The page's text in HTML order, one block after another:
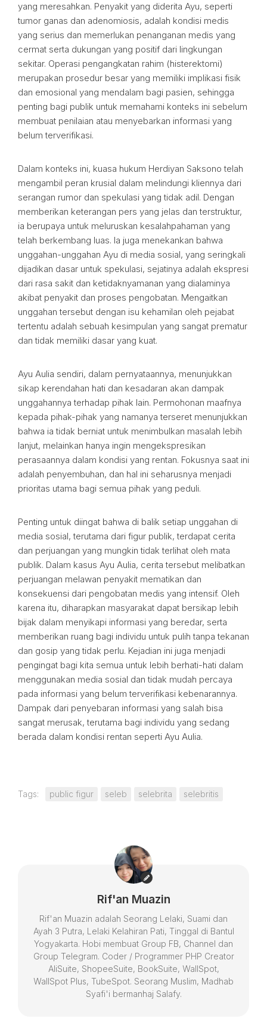
yang meresahkan. Penyakit yang diderita Ayu, seperti
tumor ganas dan adenomiosis, adalah kondisi medis
yang serius dan memerlukan penanganan medis yang
cermat serta dukungan yang positif dari lingkungan
sekitar. Operasi pengangkatan rahim (histerektomi)
merupakan prosedur besar yang memiliki implikasi fisik
dan emosional yang mendalam bagi pasien, sehingga
penting bagi publik untuk memahami konteks ini sebelum
membuat penilaian atau menyebarkan informasi yang
belum terverifikasi.
Dalam konteks ini, kuasa hukum Herdiyan Saksono telah
mengambil peran krusial dalam melindungi kliennya dari
serangan rumor dan spekulasi yang tidak adil. Dengan
memberikan keterangan pers yang jelas dan terstruktur,
ia berupaya untuk meluruskan kesalahpahaman yang
telah berkembang luas. Ia juga menekankan bahwa
unggahan-unggahan Ayu di media sosial, yang seringkali
dijadikan dasar untuk spekulasi, sejatinya adalah ekspresi
dari rasa sakit dan ketidaknyamanan yang dialaminya
akibat penyakit dan proses pengobatan. Mengaitkan
unggahan tersebut dengan isu kehamilan oleh pejabat
tertentu adalah sebuah kesimpulan yang sangat prematur
dan tidak memiliki dasar yang kuat.
Ayu Aulia sendiri, dalam pernyataannya, menunjukkan
sikap kerendahan hati dan kesadaran akan dampak
unggahannya terhadap pihak lain. Permohonan maafnya
kepada pihak-pihak yang namanya terseret menunjukkan
bahwa ia tidak berniat untuk menimbulkan masalah lebih
lanjut, melainkan hanya ingin mengekspresikan
perasaannya dalam kondisi yang rentan. Fokusnya saat ini
adalah penyembuhan, dan hal ini seharusnya menjadi
prioritas utama bagi semua pihak yang peduli.
Penting untuk diingat bahwa di balik setiap unggahan di
media sosial, terutama dari figur publik, terdapat cerita
dan perjuangan yang mungkin tidak terlihat oleh mata
publik. Dalam kasus Ayu Aulia, cerita tersebut melibatkan
perjuangan melawan penyakit mematikan dan
konsekuensi dari pengobatan medis yang intensif. Oleh
karena itu, diharapkan masyarakat dapat bersikap lebih
bijak dalam menyikapi informasi yang beredar, serta
memberikan ruang bagi individu untuk pulih tanpa tekanan
dan gosip yang tidak perlu. Kejadian ini juga menjadi
pengingat bagi kita semua untuk lebih berhati-hati dalam
menggunakan media sosial dan tidak mudah percaya
pada informasi yang belum terverifikasi kebenarannya.
Dampak dari penyebaran informasi yang salah bisa
sangat merusak, terutama bagi individu yang sedang
berada dalam kondisi rentan seperti Ayu Aulia.
Tags: public figur seleb selebrita selebritis
Rif'an Muazin
Rif'an Muazin adalah Seorang Lelaki, Suami dan
Ayah 3 Putra, Lelaki Kelahiran Pati, Tinggal di Bantul
Yogyakarta. Hobi membuat Group FB, Channel dan
Group Telegram. Coder / Programmer PHP Creator
AliSuite, ShopeeSuite, BookSuite, WallSpot,
WallSpot Plus, TubeSpot. Seorang Muslim, Madhab
Syafi'i bermanhaj Salafy.